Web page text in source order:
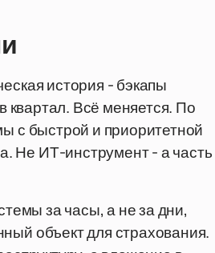
история - бэкапы
квартал. Всё меняется. По
с быстрой и приоритетной
Не ИТ-инструмент - а часть
за часы, а не за дни,
объект для страхования.